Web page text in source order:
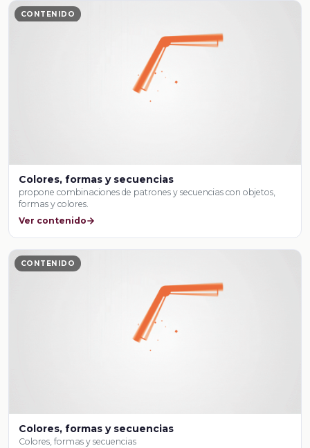
CONTENIDO
Colores, formas y secuencias
propone combinaciones de patrones y secuencias con objetos,
formas y colores.
Ver contenido
CONTENIDO
Colores, formas y secuencias
Colores, formas y secuencias